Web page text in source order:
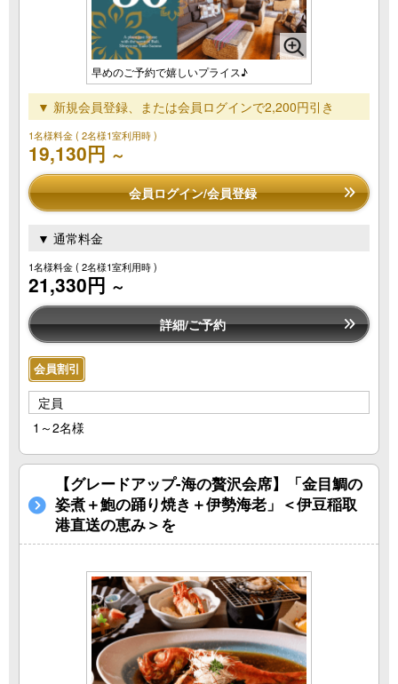
早めのご予約で嬉しいプライス♪
▼ 新規会員登録、または会員ログインで2,200円引き
1名様料金( 2名様1室利用時 )
19,130円 ～
会員ログイン/会員登録
▼ 通常料金
1名様料金( 2名様1室利用時 )
21,330円 ～
詳細/ご予約
会員割引
定員
1～2名様
【グレードアップ-海の贅沢会席】「金目鯛の
姿煮＋鮑の踊り焼き＋伊勢海老」＜伊豆稲取
港直送の恵み＞を